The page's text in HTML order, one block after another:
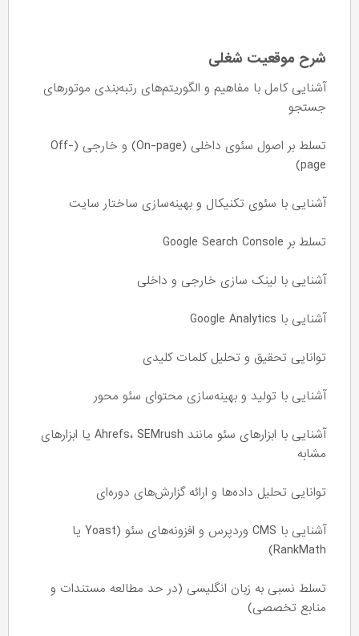
شرح موقعیت شغلی
آشنایی کامل با مفاهیم و الگوریتم‌های رتبه‌بندی موتورهای
جستجو
تسلط بر اصول سئوی داخلی (On-page) و خارجی (Off-
page)
آشنایی با سئوی تکنیکال و بهینه‌سازی ساختار سایت
تسلط بر Google Search Console
آشنایی با لینک سازی خارجی و داخلی
آشنایی با Google Analytics
توانایی تحقیق و تحلیل کلمات کلیدی
آشنایی با تولید و بهینه‌سازی محتوای سئو محور
آشنایی با ابزارهای سئو مانند Ahrefs، SEMrush یا ابزارهای
مشابه
توانایی تحلیل داده‌ها و ارائه گزارش‌های دوره‌ای
آشنایی با CMS وردپرس و افزونه‌های سئو (Yoast یا
RankMath)
تسلط نسبی به زبان انگلیسی (در حد مطالعه مستندات و
منابع تخصصی)